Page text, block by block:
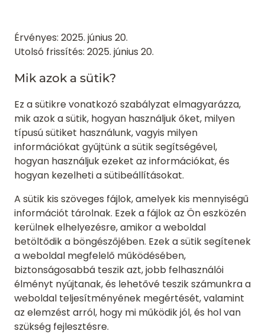
Érvényes: 2025. június 20.
Utolsó frissítés: 2025. június 20.
Mik azok a sütik?
Ez a sütikre vonatkozó szabályzat elmagyarázza,
mik azok a sütik, hogyan használjuk őket, milyen
típusú sütiket használunk, vagyis milyen
információkat gyűjtünk a sütik segítségével,
hogyan használjuk ezeket az információkat, és
hogyan kezelheti a sütibeállításokat.
A sütik kis szöveges fájlok, amelyek kis mennyiségű
információt tárolnak. Ezek a fájlok az Ön eszközén
kerülnek elhelyezésre, amikor a weboldal
betöltődik a böngészőjében. Ezek a sütik segítenek
a weboldal megfelelő működésében,
biztonságosabbá teszik azt, jobb felhasználói
élményt nyújtanak, és lehetővé teszik számunkra a
weboldal teljesítményének megértését, valamint
az elemzést arról, hogy mi működik jól, és hol van
szükség fejlesztésre.